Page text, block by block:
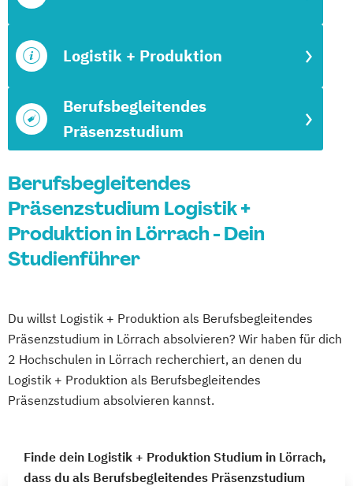
Berufsbegleitendes
Präsenzstudium
Logistik + Produktion
Berufsbegleitendes
Präsenzstudium Logistik +
Produktion in Lörrach - Dein
Studienführer
Du willst Logistik + Produktion als Berufsbegleitendes
Präsenzstudium in Lörrach absolvieren? Wir haben für dich
2 Hochschulen in Lörrach recherchiert, an denen du
Logistik + Produktion als Berufsbegleitendes
Präsenzstudium absolvieren kannst.
Finde dein Logistik + Produktion Studium in Lörrach,
dass du als Berufsbegleitendes Präsenzstudium